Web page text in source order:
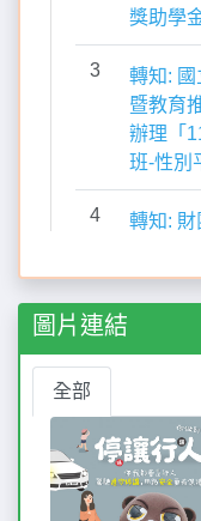
圖片連結
全部